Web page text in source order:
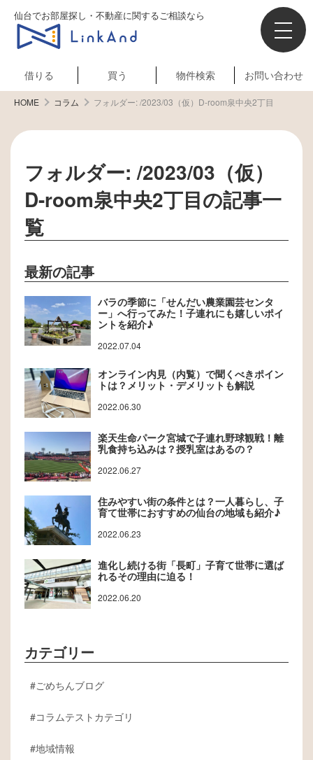
仙台でお部屋探し・不動産に関するご相談なら
借りる 買う 物件検索 お問い合わせ
HOME コラム フォルダー:/2023/03（仮）D-room泉中央2丁目
フォルダー:/2023/03（仮）
D-room泉中央2丁目の記事一
覧
最新の記事
バラの季節に「せんだい農業園芸センタ
ー」へ行ってみた！子連れにも嬉しいポイ
ントを紹介♪
2022.07.04
オンライン内見（内覧）で聞くべきポイン
トは？メリット・デメリットも解説
2022.06.30
楽天生命パーク宮城で子連れ野球観戦！離
乳食持ち込みは？授乳室はあるの？
2022.06.27
住みやすい街の条件とは？一人暮らし、子
育て世帯におすすめの仙台の地域も紹介♪
2022.06.23
進化し続ける街「長町」子育て世帯に選ば
れるその理由に迫る！
2022.06.20
カテゴリー
ごめちんブログ
コラムテストカテゴリ
地域情報